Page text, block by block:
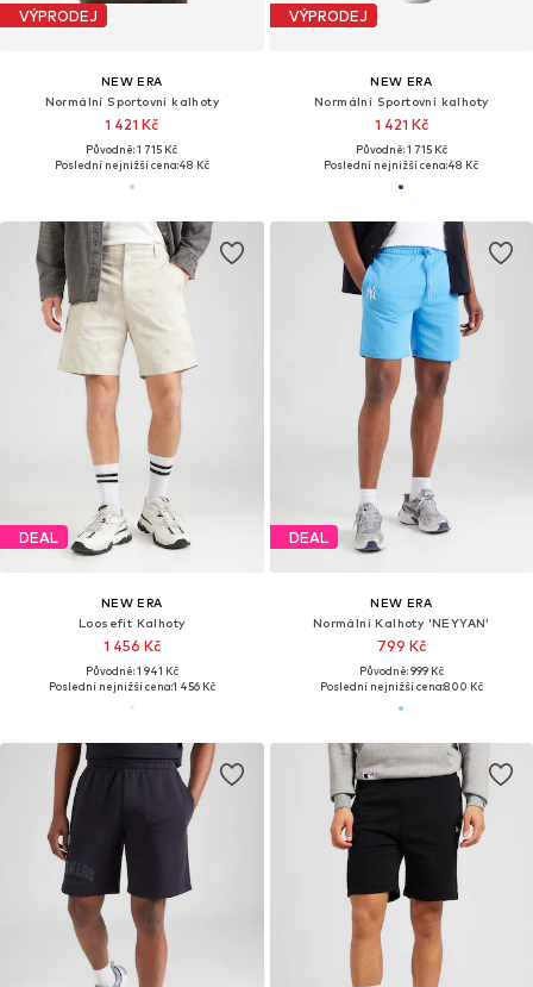
VÝPRODEJ
NEW ERA
Normální Sportovní kalhoty
1 421 Kč
Původně: 1 715 Kč
Poslední nejnižší cena:48 Kč
VÝPRODEJ
NEW ERA
Normální Sportovní kalhoty
1 421 Kč
Původně: 1 715 Kč
Poslední nejnižší cena:48 Kč
DEAL
NEW ERA
Loosefit Kalhoty
1 456 Kč
Původně: 1 941 Kč
Poslední nejnižší cena:1 456 Kč
DEAL
NEW ERA
Normální Kalhoty 'NEYYAN'
799 Kč
Původně: 999 Kč
Poslední nejnižší cena:800 Kč